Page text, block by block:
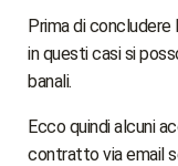
Prima di concludere
in questi casi si
banali.
Ecco quindi alcuni
contratto via email